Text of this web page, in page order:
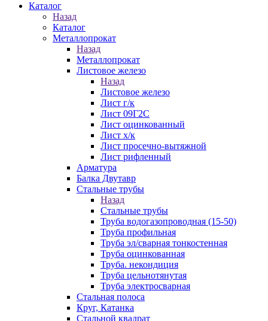
Каталог
Назад
Каталог
Металлопрокат
Назад
Металлопрокат
Листовое железо
Назад
Листовое железо
Лист г/к
Лист 09Г2С
Лист оцинкованный
Лист х/к
Лист просечно-вытяжной
Лист рифленный
Арматура
Балка Двутавр
Стальные трубы
Назад
Стальные трубы
Труба водогазопроводная (15-50)
Труба профильная
Труба эл/сварная тонкостенная
Труба оцинкованная
Труба. некондиция
Труба цельнотянутая
Труба электросварная
Стальная полоса
Круг, Катанка
Стальной квадрат